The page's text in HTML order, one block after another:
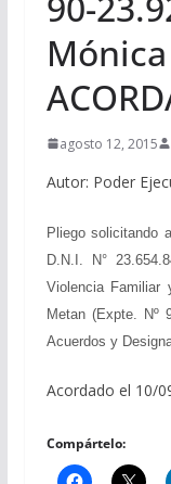
agosto 12, 2015
Autor: Poder
Pliego solicitando
D.N.I. N°
Violencia Familiar
Metan (Expte. Nº
Acuerdos y
Acordado el 10/
Compártelo: